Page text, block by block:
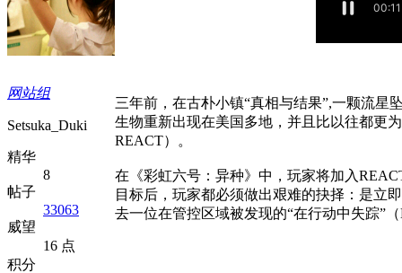
网站组
Setsuka_Duki
精华
8
帖子
33063
威望
16 点
积分
三年前，在古朴小镇“真相与结果”,一颗流
生物重新出现在美国多地，并且比以往都更
REACT）。
在《彩虹六号：异种》中，玩家将加入
目标后，玩家都必须做出艰难的抉择：是立
去一位在管控区域被发现的“在行动中失踪”